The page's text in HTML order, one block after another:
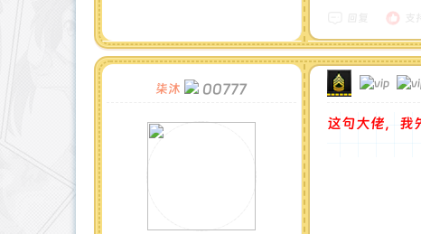
柒沐 00777
这句大佬，我